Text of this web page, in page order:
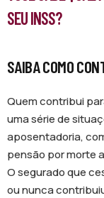
SEU INSS?
SAIBA COMO
Quem contribui
uma série de
aposentadoria,
pensão por morte
O segurado que
ou nunca